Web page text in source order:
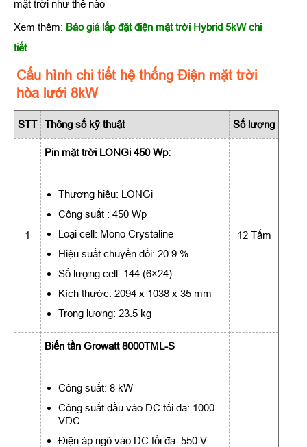
mặt trời như thế nào
Xem thêm: Báo giá lắp đặt điện mặt trời Hybrid 5kW chi
tiết
Cấu hình chi tiết hệ thống Điện mặt trời
hòa lưới 8kW
STT Thông số kỹ thuật Số lượng
1
Pin mặt trời LONGi 450 Wp:
Thương hiệu: LONGi
Công suất : 450 Wp
Loại cell: Mono Crystaline
Hiệu suất chuyển đổi: 20.9 %
Số lượng cell: 144 (6×24)
Kích thước: 2094 x 1038 x 35 mm
Trọng lượng: 23.5 kg
12 Tấm
Biến tần Growatt 8000TML-S
Công suất: 8 kW
Công suất đầu vào DC tối đa: 1000
VDC
Điện áp ngõ vào DC tối đa: 550 V